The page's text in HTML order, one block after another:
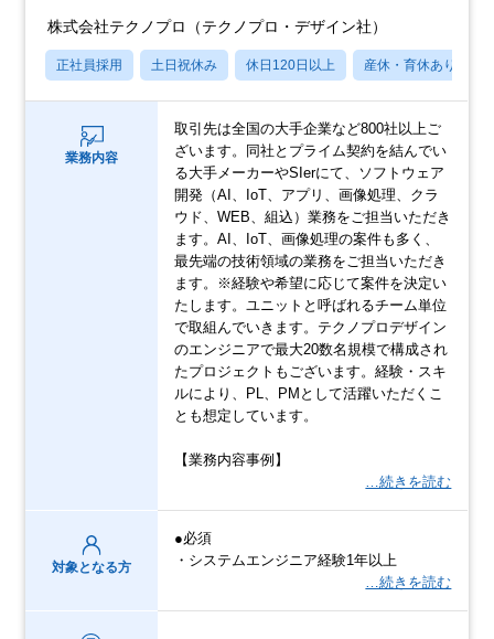
株式会社テクノプロ（テクノプロ・デザイン社）
正社員採用 土日祝休み 休日120日以上 産休・育休あり
業務内容
取引先は全国の大手企業など800社以上ご
ざいます。同社とプライム契約を結んでい
る大手メーカーやSIerにて、ソフトウェア
開発（AI、IoT、アプリ、画像処理、クラ
ウド、WEB、組込）業務をご担当いただき
ます。AI、IoT、画像処理の案件も多く、
最先端の技術領域の業務をご担当いただき
ます。※経験や希望に応じて案件を決定い
たします。ユニットと呼ばれるチーム単位
で取組んでいきます。テクノプロデザイン
のエンジニアで最大20数名規模で構成され
たプロジェクトもございます。経験・スキ
ルにより、PL、PMとして活躍いただくこ
とも想定しています。
【業務内容事例】
…続きを読む
対象となる方
●必須
・システムエンジニア経験1年以上
…続きを読む